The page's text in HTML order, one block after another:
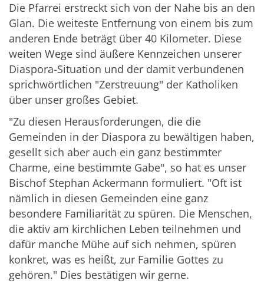
Die Pfarrei erstreckt sich von der Nahe bis an den
Glan. Die weiteste Entfernung von einem bis zum
anderen Ende beträgt über 40 Kilometer. Diese
weiten Wege sind äußere Kennzeichen unserer
Diaspora-Situation und der damit verbundenen
sprichwörtlichen "Zerstreuung" der Katholiken
über unser großes Gebiet.
"Zu diesen Herausforderungen, die die
Gemeinden in der Diaspora zu bewältigen haben,
gesellt sich aber auch ein ganz bestimmter
Charme, eine bestimmte Gabe", so hat es unser
Bischof Stephan Ackermann formuliert. "Oft ist
nämlich in diesen Gemeinden eine ganz
besondere Familiarität zu spüren. Die Menschen,
die aktiv am kirchlichen Leben teilnehmen und
dafür manche Mühe auf sich nehmen, spüren
konkret, was es heißt, zur Familie Gottes zu
gehören." Dies bestätigen wir gerne.